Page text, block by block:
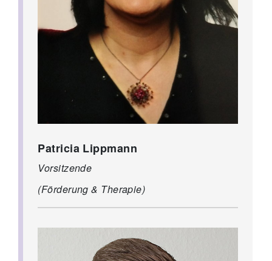
Patricia Lippmann
Vorsitzende
(Förderung & Therapie)